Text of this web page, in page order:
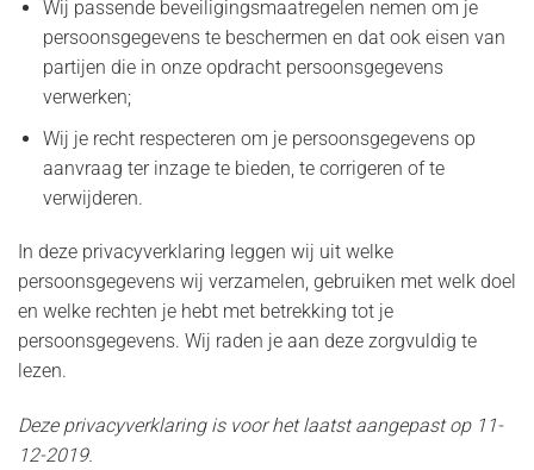
Wij passende beveiligingsmaatregelen nemen om je
persoonsgegevens te beschermen en dat ook eisen van
partijen die in onze opdracht persoonsgegevens
verwerken;
Wij je recht respecteren om je persoonsgegevens op
aanvraag ter inzage te bieden, te corrigeren of te
verwijderen.
In deze privacyverklaring leggen wij uit welke
persoonsgegevens wij verzamelen, gebruiken met welk doel
en welke rechten je hebt met betrekking tot je
persoonsgegevens. Wij raden je aan deze zorgvuldig te
lezen.
Deze privacyverklaring is voor het laatst aangepast op 11-
12-2019.